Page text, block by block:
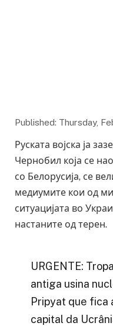
Published: Thursday,
Руската војска ја
Чернобил која се
со Белорусија, се
медиумите кои од
ситуацијата во
настаните од терен.
URGENTE:
antiga usina
Pripyat que fica
capital da